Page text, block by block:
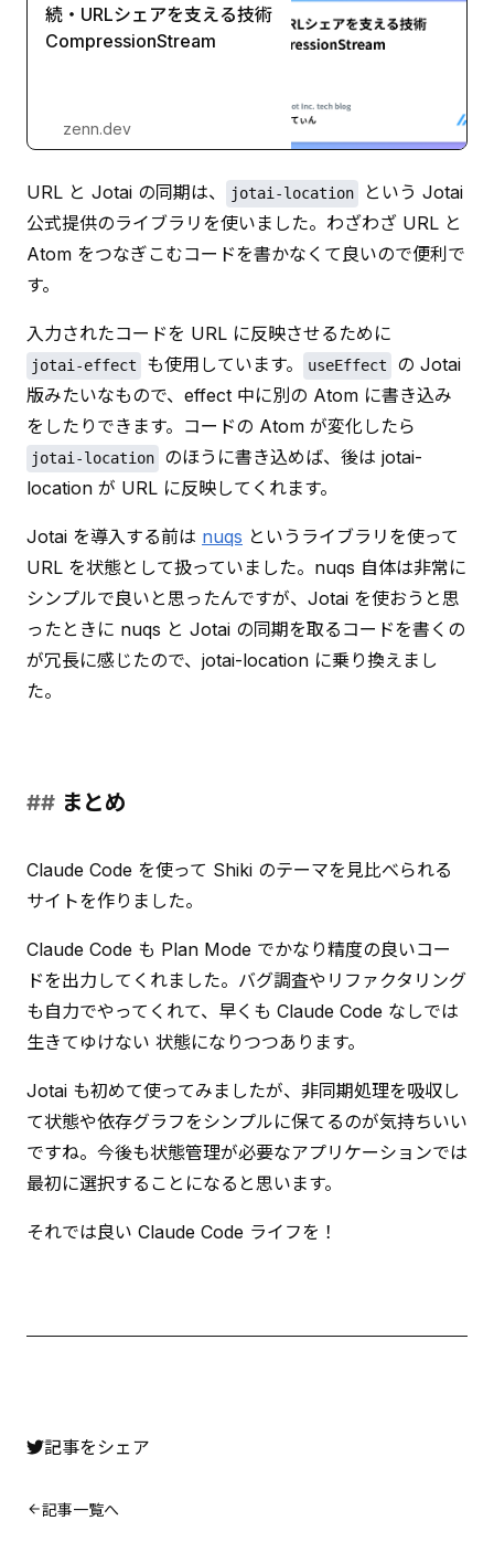
続・URLシェアを支える技術
CompressionStream
zenn.dev
URL と Jotai の同期は、 jotai-location
という Jotai
公式提供のライブラリを使いました。わざわざ URL と
Atom をつなぎこむコードを書かなくて良いので便利で
す。
入力されたコードを URL に反映させるために
jotai-effect も使用しています。 useEffect
の Jotai
版みたいなもので、effect 中に別の Atom に書き込み
をしたりできます。コードの Atom が変化したら
jotai-location
のほうに書き込めば、後は jotai-
location が URL に反映してくれます。
Jotai を導入する前は nuqs というライブラリを使って
URL を状態として扱っていました。nuqs 自体は非常に
シンプルで良いと思ったんですが、Jotai を使おうと思
ったときに nuqs と Jotai の同期を取るコードを書くの
が冗長に感じたので、jotai-location に乗り換えまし
た。
まとめ
Claude Code を使って Shiki のテーマを見比べられる
サイトを作りました。
Claude Code も Plan Mode でかなり精度の良いコー
ドを出力してくれました。バグ調査やリファクタリング
も自力でやってくれて、早くも Claude Code なしでは
生きてゆけない 状態になりつつあります。
Jotai も初めて使ってみましたが、非同期処理を吸収し
て状態や依存グラフをシンプルに保てるのが気持ちいい
ですね。今後も状態管理が必要なアプリケーションでは
最初に選択することになると思います。
それでは良い Claude Code ライフを！
記事をシェア
記事一覧へ